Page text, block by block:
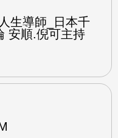
生導師_日本千
安順.倪可主持